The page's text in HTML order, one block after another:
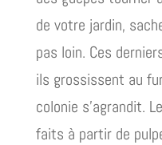
de votre jardin,
pas loin. Ces
ils grossissent au
colonie s’agrandit.
faits à partir de